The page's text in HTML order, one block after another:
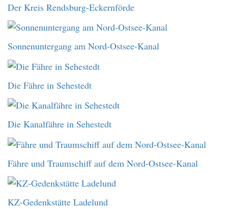
Der Kreis Rendsburg-Eckernförde
Sonnenuntergang am Nord-Ostsee-Kanal
Die Fähre in Sehestedt
Die Kanalfähre in Sehestedt
Fähre und Traumschiff auf dem Nord-Ostsee-Kanal
KZ-Gedenkstätte Ladelund